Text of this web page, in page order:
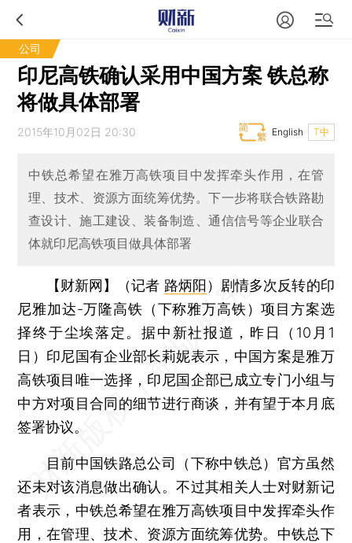
公司
印尼高铁确认采用中国方案 铁总称
将做具体部署
2015年10月02日 20:30 T中
English
中铁总希望在雅万高铁项目中发挥牵头作用，在管
理、技术、资源方面统筹优势。下一步将联合铁路勘
查设计、施工建设、装备制造、通信信号等企业联合
体就印尼高铁项目做具体部署
【财新网】（记者 路炳阳 ） 剧情多次反转的印
尼雅加达-万隆高铁（下称雅万高铁）项目方案选
择终于尘埃落定。据中新社报道，昨日（10月1
日）印尼国有企业部长莉妮表示，中国方案是雅万
高铁项目唯一选择，印尼国企部已成立专门小组与
中方对项目合同的细节进行商谈，并有望于本月底
签署协议。
目前中国铁路总公司（下称中铁总）官方虽然
还未对该消息做出确认。不过其相关人士对财新记
者表示，中铁总希望在雅万高铁项目中发挥牵头作
用，在管理、技术、资源方面统筹优势。中铁总下